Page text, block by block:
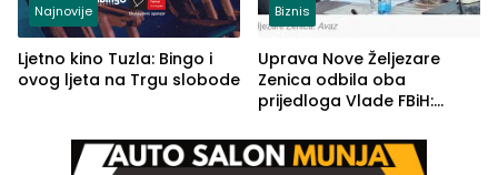
Najnovije
Ljetno kino Tuzla: Bingo i
ovog ljeta na Trgu slobode
Biznis
Uprava Nove Željezare
Zenica odbila oba
prijedloga Vlade FBiH:
rješenje